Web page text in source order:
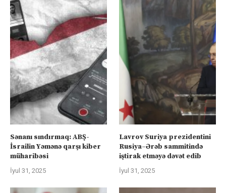
Sənanı sındırmaq: ABŞ-
İsrailin Yəmənə qarşı kiber
müharibəsi
İyul 31, 2025
Lavrov Suriya prezidentini
Rusiya–Ərəb sammitində
iştirak etməyə dəvət edib
İyul 31, 2025